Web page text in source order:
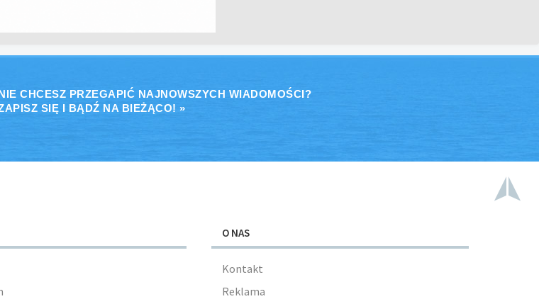
CHCESZ PRZEGAPIĆ NAJNOWSZYCH WIADOMOŚCI?
SIĘ I BĄDŹ NA BIEŻĄCO! »
O NAS
Kontakt
Reklama